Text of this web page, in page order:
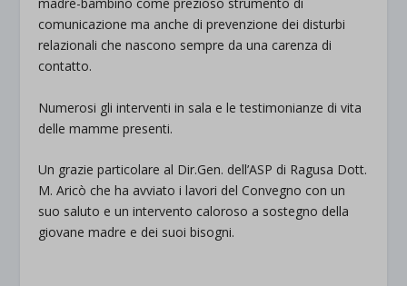
madre-bambino come prezioso strumento di
comunicazione ma anche di prevenzione dei disturbi
relazionali che nascono sempre da una carenza di
contatto.
Numerosi gli interventi in sala e le testimonianze di vita
delle mamme presenti.
Un grazie particolare al Dir.Gen. dell’ASP di Ragusa Dott.
M. Aricò che ha avviato i lavori del Convegno con un
suo saluto e un intervento caloroso a sostegno della
giovane madre e dei suoi bisogni.